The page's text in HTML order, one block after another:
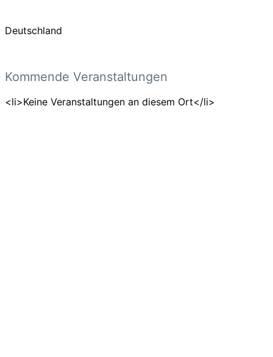
Deutschland
Kommende Veranstaltungen
<li>Keine Veranstaltungen an diesem Ort</li>